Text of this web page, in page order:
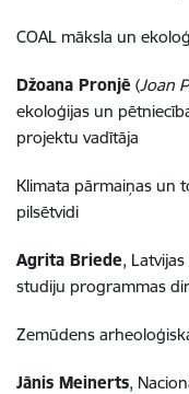
COAL māksla un
Džoana Pronjē (Joan
ekoloģijas un
projektu vadītāja
Klimata pārmaiņas un
pilsētvidi
Agrita Briede,
studiju programmas
Zemūdens
Jānis Meinerts,